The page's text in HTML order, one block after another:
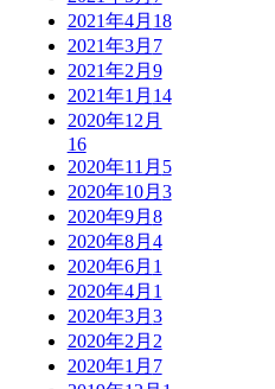
2021年4月 18
2021年3月 7
2021年2月 9
2021年1月 14
2020年12月
16
2020年11月 5
2020年10月 3
2020年9月 8
2020年8月 4
2020年6月 1
2020年4月 1
2020年3月 3
2020年2月 2
2020年1月 7